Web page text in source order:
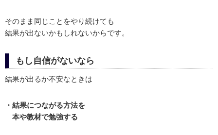
そのまま同じことをやり続けても
結果が出ないかもしれないからです。
もし自信がないなら
結果が出るか不安なときは
・結果につながる方法を
本や教材で勉強する